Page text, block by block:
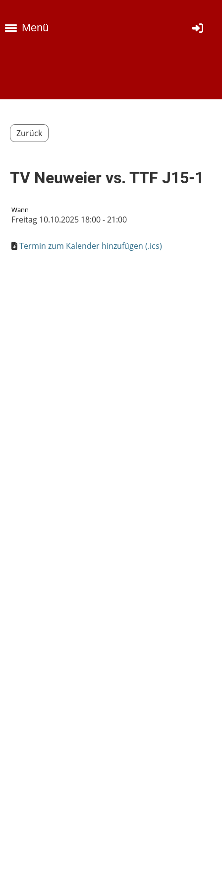
Menü
Zurück
TV Neuweier vs. TTF J15-1
Wann
Freitag 10.10.2025 18:00 - 21:00
Termin zum Kalender hinzufügen (.ics)